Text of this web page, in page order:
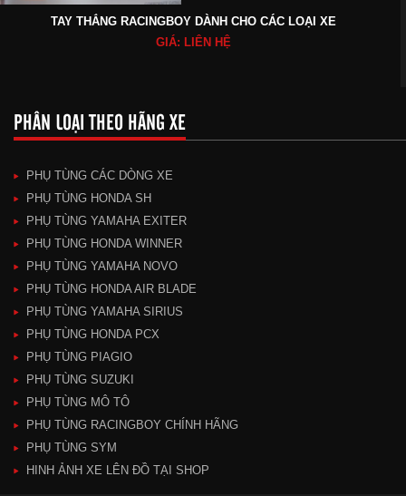
TAY THẮNG RACINGBOY DÀNH CHO CÁC LOẠI XE
GIÁ: LIÊN HỆ
PHÂN LOẠI THEO HÃNG XE
PHỤ TÙNG CÁC DÒNG XE
PHỤ TÙNG HONDA SH
PHỤ TÙNG YAMAHA EXITER
PHỤ TÙNG HONDA WINNER
PHỤ TÙNG YAMAHA NOVO
PHỤ TÙNG HONDA AIR BLADE
PHỤ TÙNG YAMAHA SIRIUS
PHỤ TÙNG HONDA PCX
PHỤ TÙNG PIAGIO
PHỤ TÙNG SUZUKI
PHỤ TÙNG MÔ TÔ
PHỤ TÙNG RACINGBOY CHÍNH HÃNG
PHỤ TÙNG SYM
HINH ẢNH XE LÊN ĐỒ TẠI SHOP